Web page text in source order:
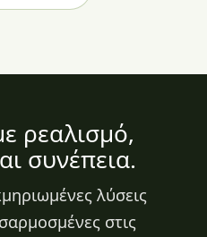
ρεαλισμό,
συνέπεια.
λύσεις
στις